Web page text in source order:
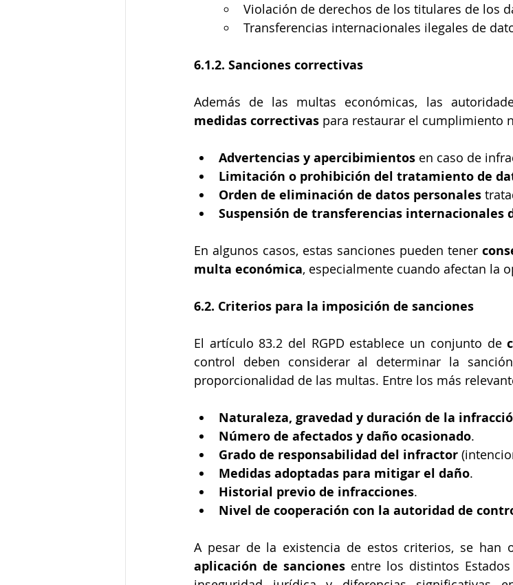
Violación de derechos de los titulares de los
Transferencias internacionales ilegales de
6.1.2. Sanciones correctivas
medidas correctivas para restaurar el cumplimiento
Advertencias y apercibimientos en caso de
Limitación o prohibición del tratamiento de
Orden de eliminación de datos personales
Suspensión de transferencias internacionales
En algunos casos, estas sanciones pueden tener
multa económica, especialmente cuando afectan la
6.2. Criterios para la imposición de sanciones
El artículo 83.2 del RGPD establece un conjunto de
control deben considerar al determinar la
proporcionalidad de las multas. Entre los más
Naturaleza, gravedad y duración de la
Número de afectados y daño ocasionado.
Grado de responsabilidad del infractor
Medidas adoptadas para mitigar el daño.
Historial previo de infracciones.
Nivel de cooperación con la autoridad de
A pesar de la existencia de estos criterios, se han
aplicación de sanciones entre los distintos